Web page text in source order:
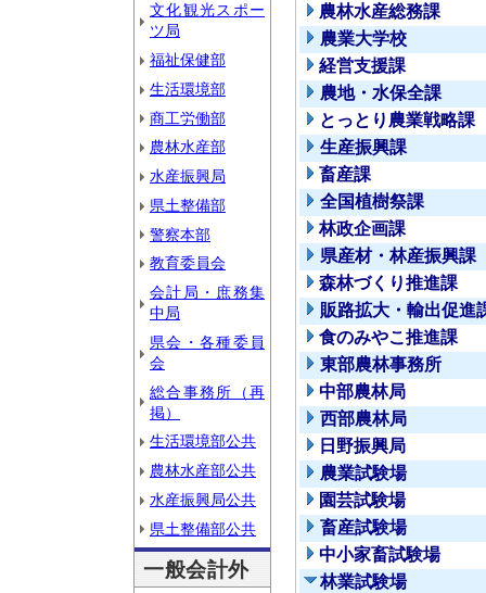
文化観光スポー
ツ局
福祉保健部
生活環境部
商工労働部
農林水産部
水産振興局
県土整備部
警察本部
教育委員会
会計局・庶務集
中局
県会・各種委員
会
総合事務所（再
掲）
生活環境部公共
農林水産部公共
水産振興局公共
県土整備部公共
一般会計外
農林水産総務課
農業大学校
経営支援課
農地・水保全課
とっとり農業戦略課
生産振興課
畜産課
全国植樹祭課
林政企画課
県産材・林産振興課
森林づくり推進課
販路拡大・輸出促進
食のみやこ推進課
東部農林事務所
中部農林局
西部農林局
日野振興局
農業試験場
園芸試験場
畜産試験場
中小家畜試験場
林業試験場